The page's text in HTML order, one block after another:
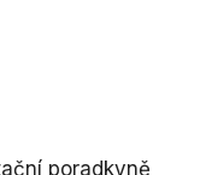
poradkyně